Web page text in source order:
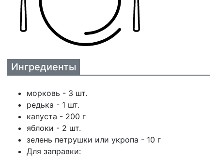
Ингредиенты
морковь - 3 шт.
редька - 1 шт.
капуста - 200 г
яблоки - 2 шт.
зелень петрушки или укропа - 10 г
Для заправки: